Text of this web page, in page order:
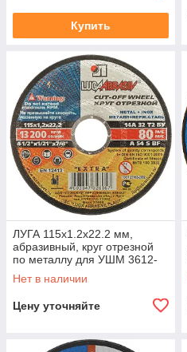
Купить
ЛУГА 115х1.2х22.2 мм,
абразивный, круг отрезной
по металлу для УШМ 3612-
115-1,2
Нет в наличии
Цену уточняйте